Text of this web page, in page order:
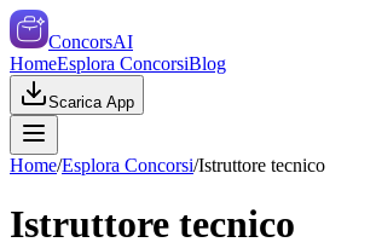
ConcorsAI
HomeEsplora ConcorsiBlog
Scarica App
Home/Esplora Concorsi/Istruttore tecnico
Istruttore tecnico